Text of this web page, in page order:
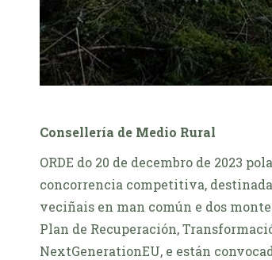
Consellería de Medio Rural
ORDE do 20 de decembro de 2023
concorrencia competitiva,
veciñais en man común e dos
Plan de Recuperación,
NextGenerationEU, e están